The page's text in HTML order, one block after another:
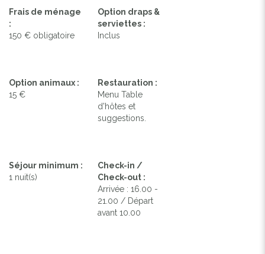
Frais de ménage
:
150 € obligatoire
Option draps &
serviettes :
Inclus
Option animaux :
15 €
Restauration :
Menu Table
d'hôtes et
suggestions.
Séjour minimum :
1 nuit(s)
Check-in /
Check-out :
Arrivée : 16.00 -
21.00 / Départ
avant 10.00